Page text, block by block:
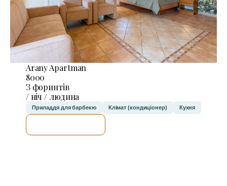
Arany Apartman
8000
З форинтів
/ ніч / людина
Приладдя для барбекю Клімат (кондиціонер) Кухня